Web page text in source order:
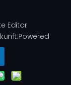
Editor
Powered